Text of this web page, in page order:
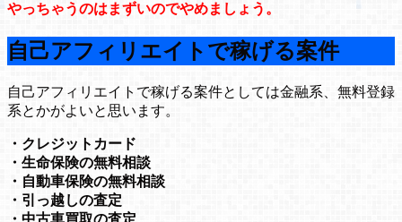
やっちゃうのはまずいのでやめましょう。
自己アフィリエイトで稼げる案件
自己アフィリエイトで稼げる案件としては金融系、無料登録
系とかがよいと思います。
・クレジットカード
・生命保険の無料相談
・自動車保険の無料相談
・引っ越しの査定
・中古車買取の査定